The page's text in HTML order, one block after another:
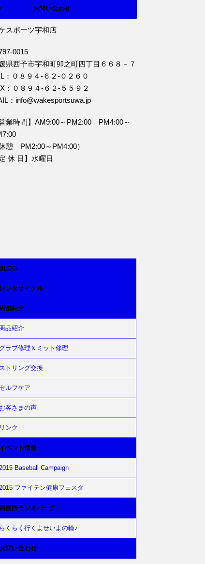
お問い合わせ
スポーツ宇和店
0015
県西予市宇和町卯之町四丁目６６８－７
：０８９４‐６２‐０２６０
：０８９４‐６２‐５５９２
：info@wakesportsuwa.jp
営業時間】AM9:00～PM2:00 PM4:00～
休憩 PM2:00～PM4:00）
定 休 日】水曜日
レンタサイクル
店舗紹介
品紹介
グラブ修理＆ミット修理
ストリング交換
セルフケア
お客さまの声
リンク
イベント情報
2015 Baseball Campaign
2015 ファイテン健康フェスタ
四国西予ジオパーク
らくらく行くよせいよの輪♪
お問い合わせ